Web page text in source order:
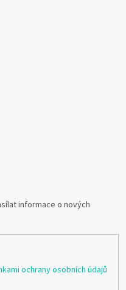
informace o nových
ochrany osobních údajů